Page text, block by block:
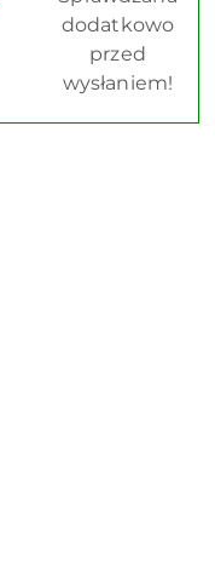
dodatkowo
przed
wysłaniem!